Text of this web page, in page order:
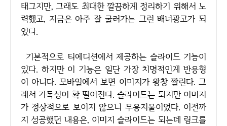
태그지만, 그래도 최대한 깔끔하게 정리하기 위해서 노
력했고, 지금은 아주 잘 굴러가는 그런 배너광고가 되
었다.
기본적으로 티에디션에서 제공하는 슬라이드 기능이
있다. 하지만 이 기능은 일단 가장 치명적인게 반응형
이 아니다. 모바일에서 보면 이미지가 왕창 짤린다. 그
래서 가독성이 확 떨어진다. 슬라이드는 되지만 이미지
가 정상적으로 보이지 않으니 무용지물이었다. 이전까
지 성공했던 내용은, 이미지 슬라이드는 되는데 링크를